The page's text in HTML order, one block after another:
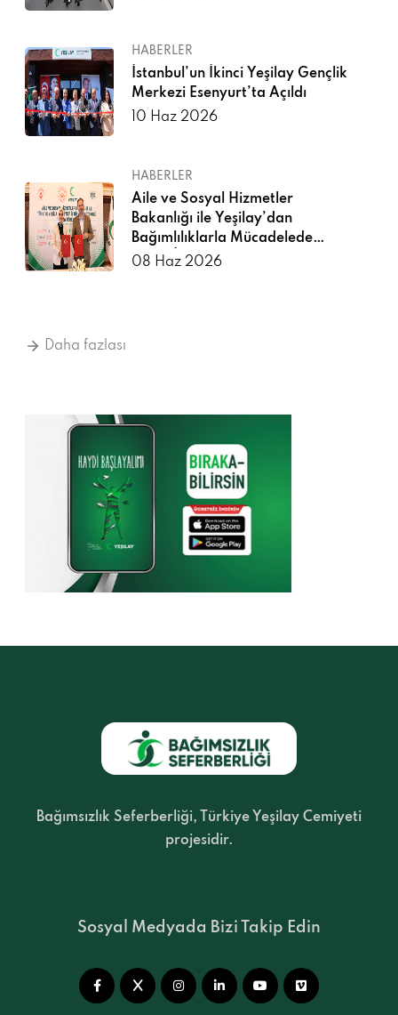
HABERLER
İstanbul’un İkinci Yeşilay Gençlik
Merkezi Esenyurt’ta Açıldı
10 Haz 2026
HABERLER
Aile ve Sosyal Hizmetler
Bakanlığı ile Yeşilay’dan
Bağımlılıklarla Mücadelede
Güçlü İş Birliği
08 Haz 2026
Daha fazlası
Bağımsızlık Seferberliği, Türkiye Yeşilay Cemiyeti
projesidir.
Sosyal Medyada Bizi Takip Edin